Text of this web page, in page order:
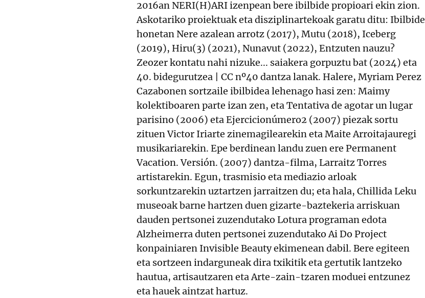
2016an NERI(H)ARI izenpean bere ibilbide propioari ekin zion.
Askotariko proiektuak eta disziplinartekoak garatu ditu: Ibilbide
honetan Nere azalean arrotz (2017), Mutu (2018), Iceberg
(2019), Hiru(3) (2021), Nunavut (2022), Entzuten nauzu?
Zeozer kontatu nahi nizuke... saiakera gorpuztu bat (2024) eta
40. bidegurutzea | CC nº40 dantza lanak. Halere, Myriam Perez
Cazabonen sortzaile ibilbidea lehenago hasi zen: Maimy
kolektiboaren parte izan zen, eta Tentativa de agotar un lugar
parisino (2006) eta Ejercicionúmero2 (2007) piezak sortu
zituen Victor Iriarte zinemagilearekin eta Maite Arroitajauregi
musikariarekin. Epe berdinean landu zuen ere Permanent
Vacation. Versión. (2007) dantza-filma, Larraitz Torres
artistarekin. Egun, trasmisio eta mediazio arloak
sorkuntzarekin uztartzen jarraitzen du; eta hala, Chillida Leku
museoak barne hartzen duen gizarte-baztekeria arriskuan
dauden pertsonei zuzendutako Lotura programan edota
Alzheimerra duten pertsonei zuzendutako Ai Do Project
konpainiaren Invisible Beauty ekimenean dabil. Bere egiteen
eta sortzeen indarguneak dira txikitik eta gertutik lantzeko
hautua, artisautzaren eta Arte-zain-tzaren moduei entzunez
eta hauek aintzat hartuz.